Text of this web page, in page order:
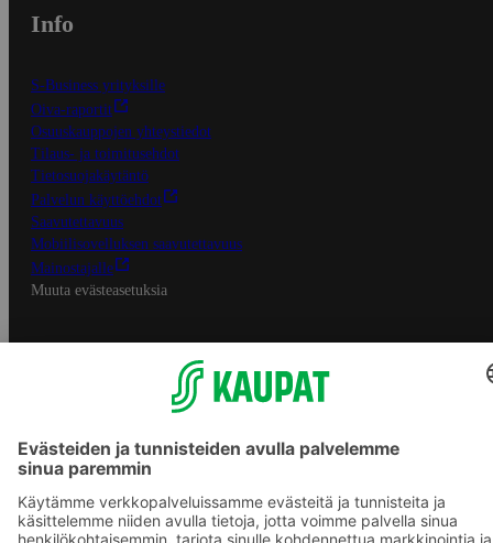
Info
S-Business yrityksille
Oiva-raportit
Osuuskauppojen yhteystiedot
Tilaus- ja toimitusehdot
Tietosuojakäytäntö
Palvelun käyttöehdot
Saavutettavuus
Mobiilisovelluksen saavutettavuus
Mainostajalle
Muuta evästeasetuksia
S-ryhmän palvelut
S-ryhmä
Asiakasomistajuus
S-ostoslista -sovellus
Prisma.fi